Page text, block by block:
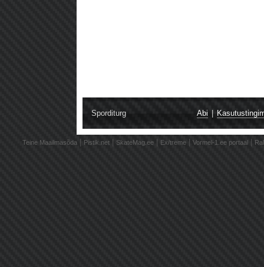
Sporditurg Abi
Teine Maailmasõda Pistik.net SkateMag.ee Ex/treme Vormel-1.ee portaal